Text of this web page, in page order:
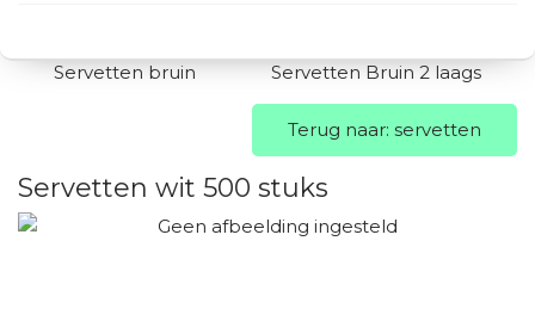
Servetten bruin Servetten Bruin 2 laags
Terug naar: servetten
Servetten wit 500 stuks